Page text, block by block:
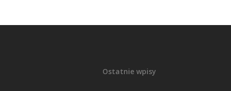
Ostatnie wpisy